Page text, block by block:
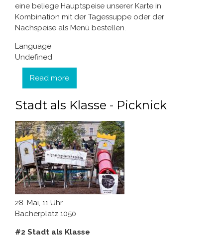
eine beliege Hauptspeise unserer Karte in
Kombination mit der Tagessuppe oder der
Nachspeise als Menü bestellen.
Language
Undefined
Read more
Stadt als Klasse - Picknick
28. Mai, 11 Uhr
Bacherplatz 1050
#2 Stadt als Klasse